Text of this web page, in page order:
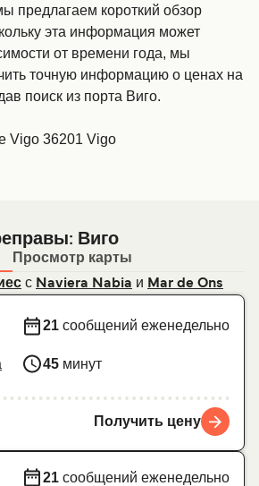
предлагаем короткий обзор
эта информация может
от времени года, мы
точную информацию о ценах на
поиск из порта Виго.
Vigo 36201 Vigo
Виго
Просмотр карты
с Naviera Nabia и Mar de Ons
21 сообщений еженедельно
45 минут
Получить цену
21 сообщений еженедельно